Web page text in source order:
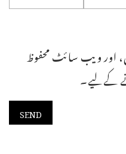
اور ویب سائٹ محفوظ
کےلیے۔